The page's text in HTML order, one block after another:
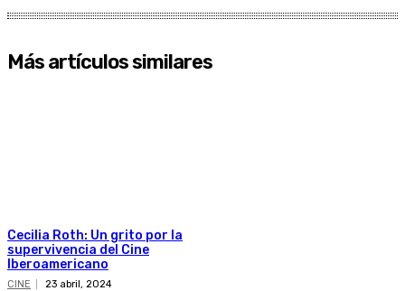
Más artículos similares
Cecilia Roth: Un grito por la
supervivencia del Cine
Iberoamericano
CINE 23 abril, 2024